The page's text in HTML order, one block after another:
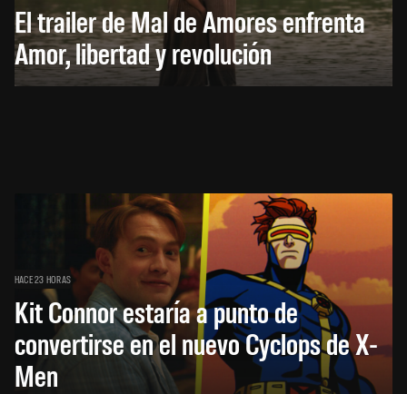
El trailer de Mal de Amores enfrenta
Amor, libertad y revolución
HACE 23 HORAS
Kit Connor estaría a punto de
convertirse en el nuevo Cyclops de X-
Men